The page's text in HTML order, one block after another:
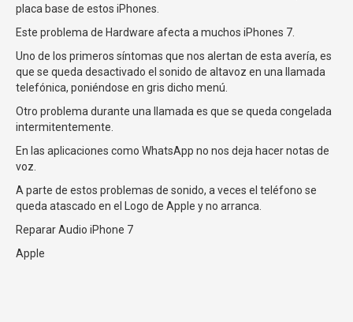
placa base de estos iPhones.
Este problema de Hardware afecta a muchos iPhones 7.
Uno de los primeros síntomas que nos alertan de esta avería, es
que se queda desactivado el sonido de altavoz en una llamada
telefónica, poniéndose en gris dicho menú.
Otro problema durante una llamada es que se queda congelada
intermitentemente.
En las aplicaciones como WhatsApp no nos deja hacer notas de
voz.
A parte de estos problemas de sonido, a veces el teléfono se
queda atascado en el Logo de Apple y no arranca.
Reparar Audio iPhone 7
Apple